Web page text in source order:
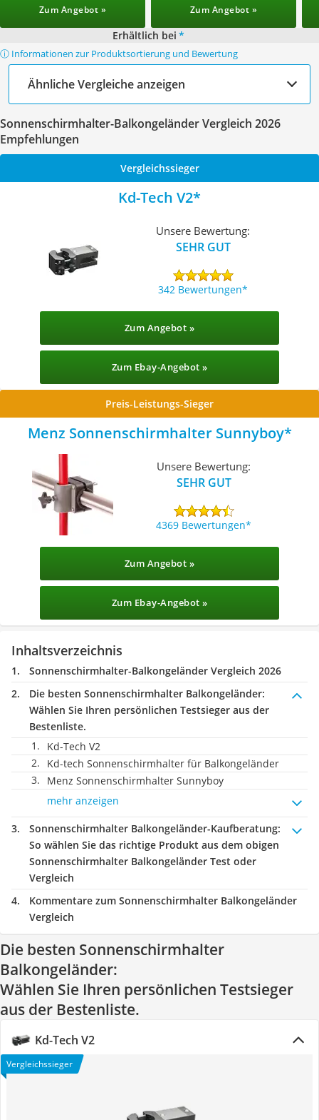
Zum Angebot » Zum Angebot »
Erhältlich bei *
ⓘ Informationen zur Produktsortierung und Bewertung
Ähnliche Vergleiche anzeigen
Sonnenschirmhalter-Balkongeländer Vergleich 2026
Empfehlungen
Vergleichssieger
Kd-Tech V2
Unsere Bewertung:
SEHR GUT
342 Bewertungen
Zum Angebot »
Zum Ebay-Angebot »
Preis-Leistungs-Sieger
Menz Sonnenschirmhalter Sunnyboy
Unsere Bewertung:
SEHR GUT
4369 Bewertungen
Zum Angebot »
Zum Ebay-Angebot »
Inhaltsverzeichnis
Sonnenschirmhalter-Balkongeländer Vergleich 2026
Die besten Sonnenschirmhalter Balkongeländer:
Wählen Sie Ihren persönlichen Testsieger aus der
Bestenliste.
Kd-Tech V2
Kd-tech Sonnenschirmhalter für Balkongeländer
Menz Sonnenschirmhalter Sunnyboy
mehr anzeigen
Sonnenschirmhalter Balkongeländer-Kaufberatung:
So wählen Sie das richtige Produkt aus dem obigen
Sonnenschirmhalter Balkongeländer Test oder
Vergleich
Kommentare zum Sonnenschirmhalter Balkongeländer
Vergleich
Die besten Sonnenschirmhalter
Balkongeländer:
Wählen Sie Ihren persönlichen Testsieger
aus der Bestenliste.
Kd-Tech V2
Vergleichssieger